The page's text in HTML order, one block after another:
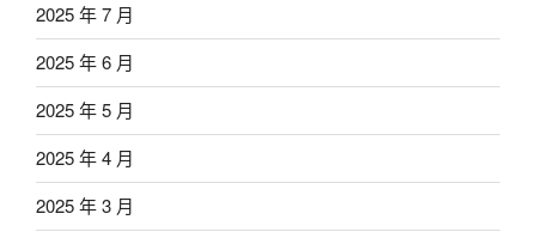
2025 年 7 月
2025 年 6 月
2025 年 5 月
2025 年 4 月
2025 年 3 月